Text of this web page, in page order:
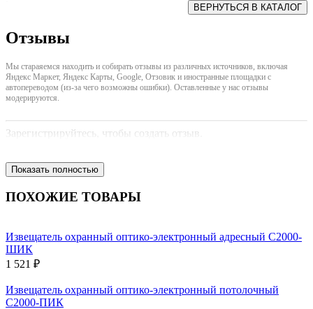
Отзывы
Мы стараяемся находить и собирать отзывы из различных источников, включая
Яндекс Маркет, Яндекс Карты, Google, Отзовик и иностранные площадки с
автопереводом (из-за чего возможны ошибки). Оставленные у нас отзывы
модерируются.
Зарегистрируйтесь, чтобы создать отзыв.
Показать полностью
ПОХОЖИЕ ТОВАРЫ
Извещатель охранный оптико-электронный адресный С2000-
ШИК
1 521 ₽
Извещатель охранный оптико-электронный потолочный
С2000-ПИК